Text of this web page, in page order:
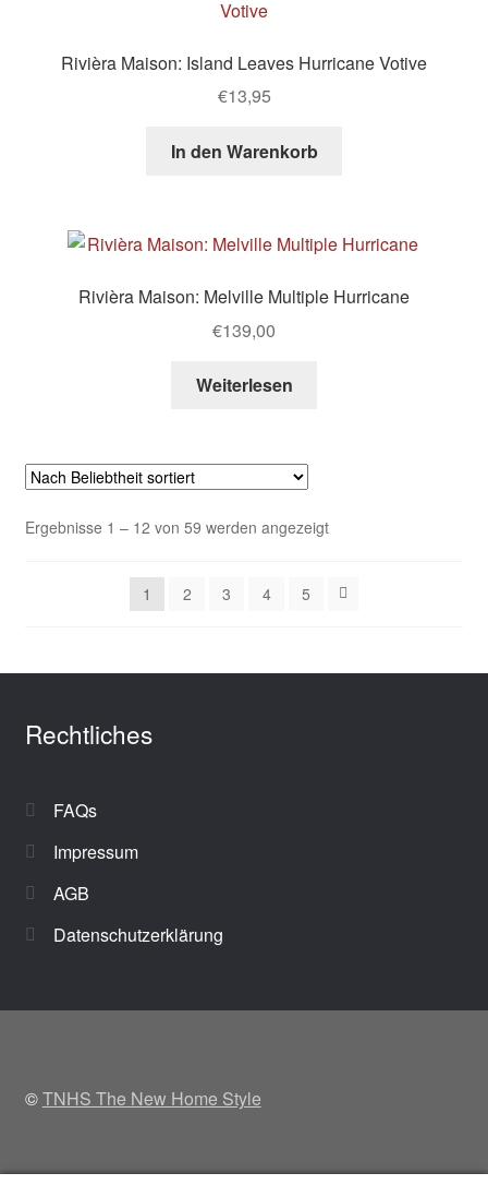
Rivièra Maison: Island Leaves Hurricane Votive
€13,95
In den Warenkorb
Rivièra Maison: Melville Multiple Hurricane
€139,00
Weiterlesen
Ergebnisse 1 – 12 von 59 werden angezeigtNach
1
2 3 4 5
Rechtliches
FAQs
Impressum
AGB
Datenschutzerklärung
©TNHS The New Home Style